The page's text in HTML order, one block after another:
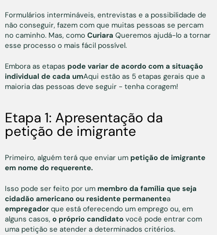
Formulários intermináveis, entrevistas e a possibilidade de
não conseguir, fazem com que muitas pessoas se percam
no caminho. Mas, como Curiara Queremos ajudá-lo a tornar
esse processo o mais fácil possível.
Embora as etapas pode variar de acordo com a situação
individual de cada umAqui estão as 5 etapas gerais que a
maioria das pessoas deve seguir - tenha coragem!
Etapa 1: Apresentação da
petição de imigrante
Primeiro, alguém terá que enviar um petição de imigrante
em nome do requerente.
Isso pode ser feito por um membro da família que seja
cidadão americano ou residente permanentea
empregador que está oferecendo um emprego ou, em
alguns casos, o próprio candidato você pode entrar com
uma petição se atender a determinados critérios.